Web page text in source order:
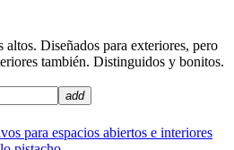
Diseñados para exteriores, pero
también. Distinguidos y bonitos.
add